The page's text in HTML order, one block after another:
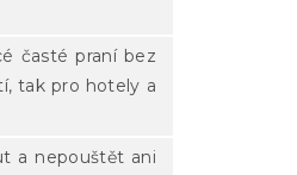
časté praní bez
tak pro hotely a
a nepouštět ani